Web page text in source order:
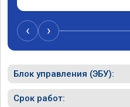
‹ ›
Блок управления (ЭБУ):
Срок работ: